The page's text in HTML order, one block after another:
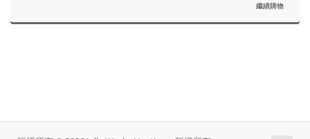
繼續購物